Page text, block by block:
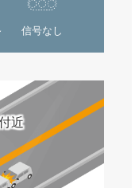
信号なし
近